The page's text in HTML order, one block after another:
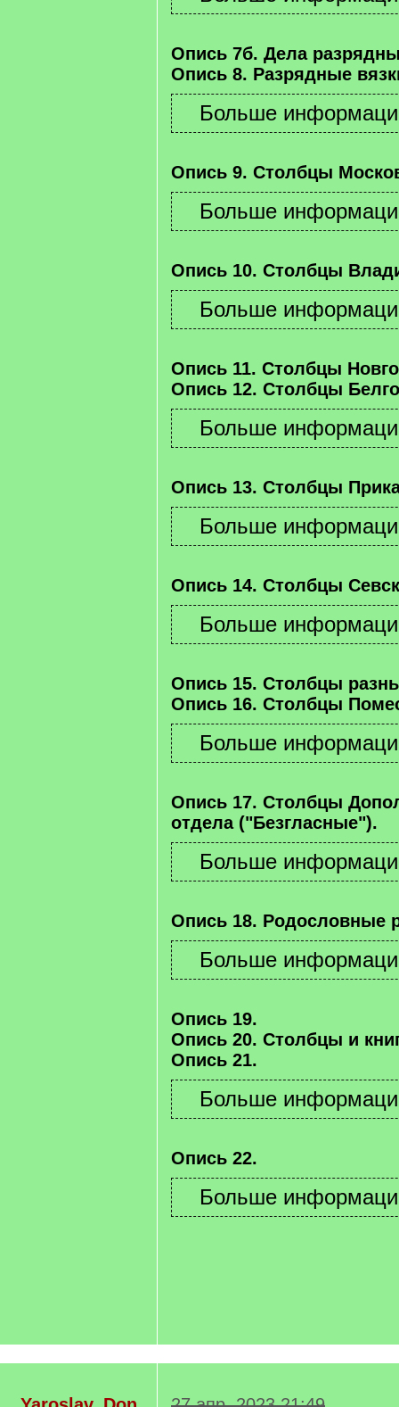
Опись 7б. Дела
Опись 8. Разрядные
Опись 9. Столбцы
Опись 10. Столбцы
Опись 11. Столбцы
Опись 12. Столбцы
Опись 13. Столбцы
Опись 14. Столбцы
Опись 15. Столбцы
Опись 16. Столбцы
Опись 17. Столбцы
отдела ("Безгласные").
Опись 18. Родословные
Опись 19.
Опись 20. Столбцы и
Опись 21.
Опись 22.